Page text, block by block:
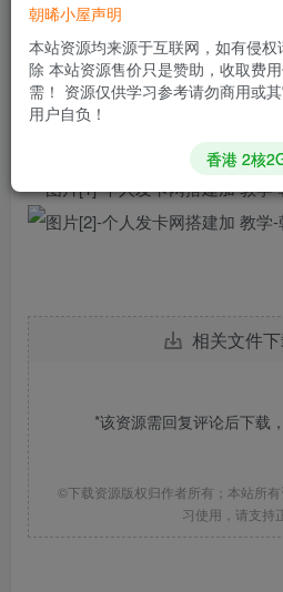
4.登录后台地址http://域名/admin
5.后台账号admin密码123456
相关文件
*该资源需回复评论后下载
©下载资源版权归作者所有；本站所
习使用，请支持
朝晞小屋声明
本站资源均来源于互联网，如有侵
除 本站资源售价只是赞助，收取费
需！ 资源仅供学习参考请勿商用或
用户自负！
香港 2核